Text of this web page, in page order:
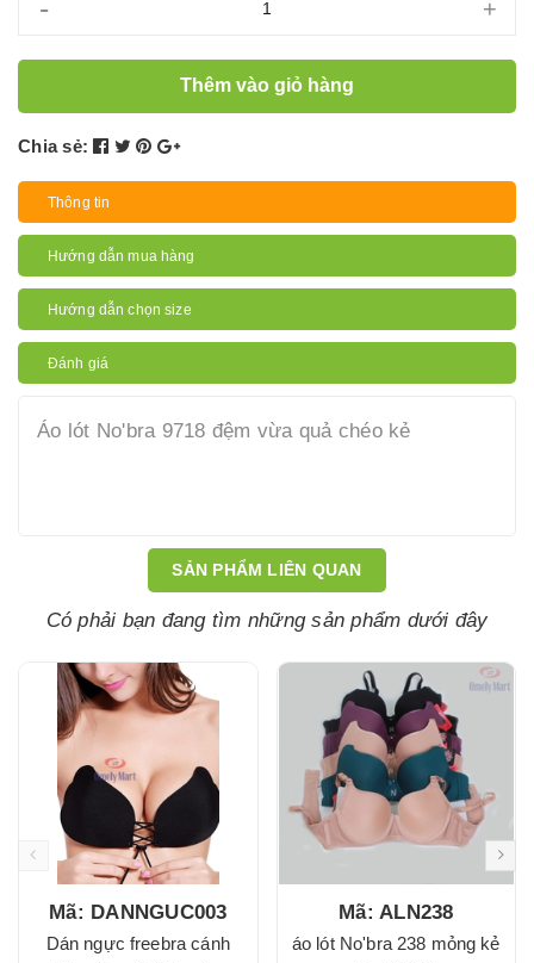
- +
Thêm vào giỏ hàng
Chia sẻ:
Thông tin
Hướng dẫn mua hàng
Hướng dẫn chọn size
Đánh giá
Áo lót No'bra 9718 đệm vừa quả chéo kẻ
SẢN PHẨM LIÊN QUAN
Có phải bạn đang tìm những sản phẩm dưới đây
Mã: DANNGUC003
Dán ngực freebra cánh
Mã: ALN238
áo lót No'bra 238 mỏng kẻ